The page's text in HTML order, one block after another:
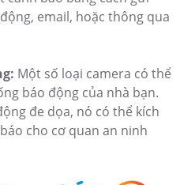
email, hoặc thông qua
Một số loại camera có thể
báo động của nhà bạn.
đe dọa, nó có thể kích
cho cơ quan an ninh